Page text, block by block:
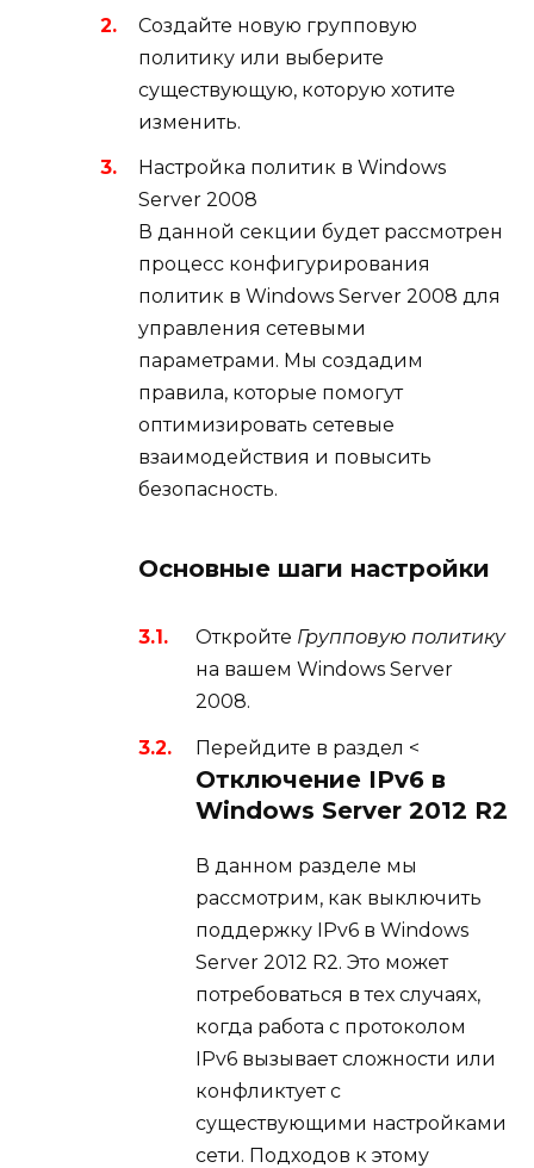
Создайте новую групповую
политику или выберите
существующую, которую хотите
изменить.
Настройка политик в Windows
Server 2008
В данной секции будет рассмотрен
процесс конфигурирования
политик в Windows Server 2008 для
управления сетевыми
параметрами. Мы создадим
правила, которые помогут
оптимизировать сетевые
взаимодействия и повысить
безопасность.
Основные шаги настройки
Откройте Групповую политику
на вашем Windows Server
2008.
Перейдите в раздел <
Отключение IPv6 в
Windows Server 2012 R2
В данном разделе мы
рассмотрим, как выключить
поддержку IPv6 в Windows
Server 2012 R2. Это может
потребоваться в тех случаях,
когда работа с протоколом
IPv6 вызывает сложности или
конфликтует с
существующими настройками
сети. Подходов к этому